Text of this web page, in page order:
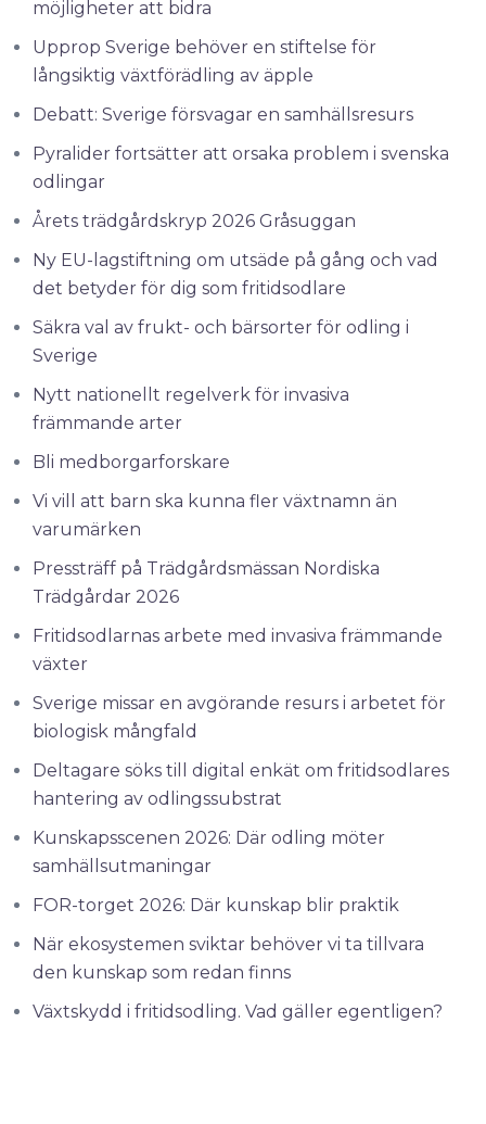
möjligheter att bidra
Upprop Sverige behöver en stiftelse för
långsiktig växtförädling av äpple
Debatt: Sverige försvagar en samhällsresurs
Pyralider fortsätter att orsaka problem i svenska
odlingar
Årets trädgårdskryp 2026 Gråsuggan
Ny EU-lagstiftning om utsäde på gång och vad
det betyder för dig som fritidsodlare
Säkra val av frukt- och bärsorter för odling i
Sverige
Nytt nationellt regelverk för invasiva
främmande arter
Bli medborgarforskare
Vi vill att barn ska kunna fler växtnamn än
varumärken
Pressträff på Trädgårdsmässan Nordiska
Trädgårdar 2026
Fritidsodlarnas arbete med invasiva främmande
växter
Sverige missar en avgörande resurs i arbetet för
biologisk mångfald
Deltagare söks till digital enkät om fritidsodlares
hantering av odlingssubstrat
Kunskapsscenen 2026: Där odling möter
samhällsutmaningar
FOR-torget 2026: Där kunskap blir praktik
När ekosystemen sviktar behöver vi ta tillvara
den kunskap som redan finns
Växtskydd i fritidsodling. Vad gäller egentligen?